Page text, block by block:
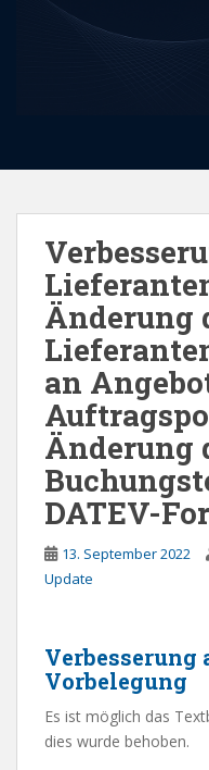
Änderung
an
Änderung
DATEV-
13. September 2022
Update
Verbesserung
Vorbelegung
Es ist möglich das
dies wurde behoben.